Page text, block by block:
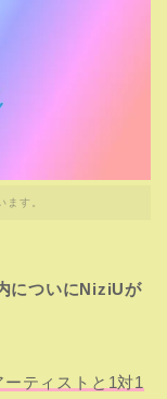
ます。
についにNiziUが
ーティストと1対1